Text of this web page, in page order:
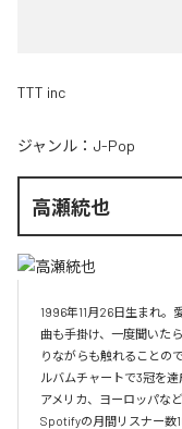
TTT inc
ジャンル： J-Pop
高瀬統也
1996年11月26日生まれ。
曲も手掛け、一度聞いた
りながらも触れることの
ルバムチャートで3冠を
アメリカ、ヨーロッパな
Spotifyの月間リスナー数